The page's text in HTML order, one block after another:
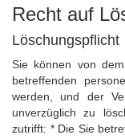
Recht auf
Löschungspflicht
Sie können von
betreffenden
werden, und der
unverzüglich zu
zutrifft: * Die Sie